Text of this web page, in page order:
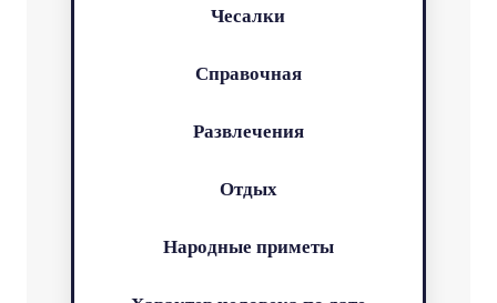
Чесалки
Справочная
Развлечения
Отдых
Народные приметы